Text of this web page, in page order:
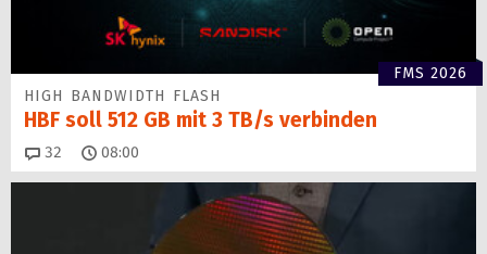
FMS 2026
HIGH BANDWIDTH FLASH
HBF soll 512 GB mit 3 TB/s verbinden
32 Kommentare
08:00